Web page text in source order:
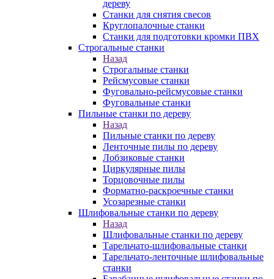
дереву
Станки для снятия свесов
Круглопалочные станки
Станки для подготовки кромки ПВХ
Строгальные станки
Назад
Строгальные станки
Рейсмусовые станки
Фуговально-рейсмусовые станки
Фуговальные станки
Пильные станки по дереву
Назад
Пильные станки по дереву
Ленточные пилы по дереву
Лобзиковые станки
Циркулярные пилы
Торцовочные пилы
Форматно-раскроечные станки
Усозарезные станки
Шлифовальные станки по дереву
Назад
Шлифовальные станки по дереву
Тарельчато-шлифовальные станки
Тарельчато-ленточные шлифовальные
станки